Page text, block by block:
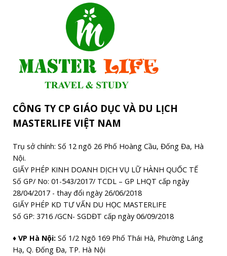
CÔNG TY CP GIÁO DỤC VÀ DU LỊCH
MASTERLIFE VIỆT NAM
Trụ sở chính: Số 12 ngõ 26 Phố Hoàng Cầu, Đống Đa, Hà
Nội.
GIẤY PHÉP KINH DOANH DỊCH VỤ LỮ HÀNH QUỐC TẾ
Số GP/ No: 01-543/2017/ TCDL – GP LHQT cấp ngày
28/04/2017 - thay đổi ngày 26/06/2018
GIẤY PHÉP KD TƯ VẤN DU HỌC MASTERLIFE
Số GP: 3716 /GCN- SGDĐT cấp ngày 06/09/2018
♦ VP Hà Nội: Số 1/2 Ngõ 169 Phố Thái Hà, Phường Láng
Hạ, Q. Đống Đa, TP. Hà Nội